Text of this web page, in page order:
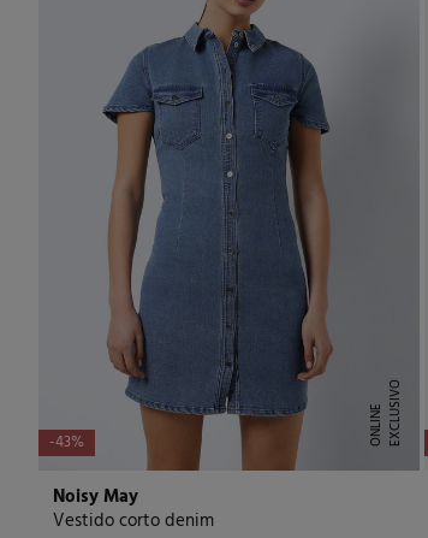
-43% E
X
C
L
U
S I
V
O
O
N
L
I
N
E
Noisy May
Vestido corto denim